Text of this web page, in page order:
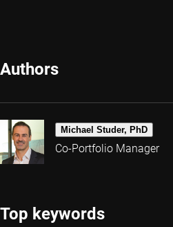
Authors
Michael Studer, PhD
Co-Portfolio Manager
Top keywords